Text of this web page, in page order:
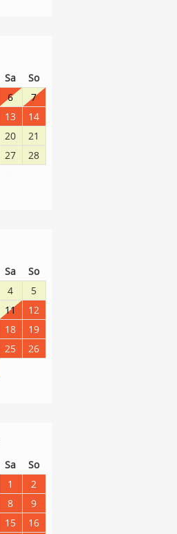
Sa
So
6
7
13
14
20
21
27
28
Sa
So
4
5
11
12
18
19
25
26
Sa
So
1
2
8
9
15
16